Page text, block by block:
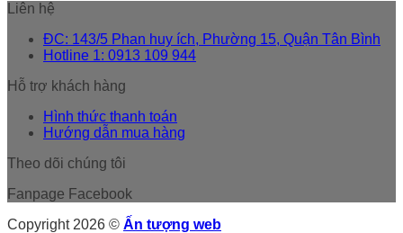
Liên hệ
ĐC: 143/5 Phan huy ích, Phường 15, Quận Tân Bình
Hotline 1: 0913 109 944
Hỗ trợ khách hàng
Hình thức thanh toán
Hướng dẫn mua hàng
Theo dõi chúng tôi
Fanpage Facebook
Copyright 2026 © Ấn tượng web